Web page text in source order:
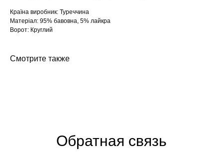
Країна виробник: Туреччина
Матеріал: 95% бавовна, 5% лайкра
Ворот: Круглий
Смотрите также
Обратная связь